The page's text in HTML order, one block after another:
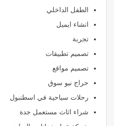
الطفل الداخلي
انشاء ايميل
تجربة
تصميم تطبيقات
تصميم مواقع
حراج نيو سوق
رحلات سياحية في اسطنبول
شراء اثاث مستعمل جدة